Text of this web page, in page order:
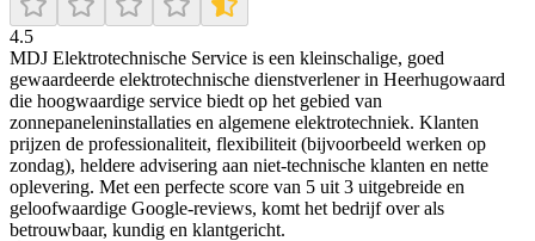
4.5
MDJ Elektrotechnische Service is een kleinschalige, goed
gewaardeerde elektrotechnische dienstverlener in Heerhugowaard
die hoogwaardige service biedt op het gebied van
zonnepaneleninstallaties en algemene elektrotechniek. Klanten
prijzen de professionaliteit, flexibiliteit (bijvoorbeeld werken op
zondag), heldere advisering aan niet-technische klanten en nette
oplevering. Met een perfecte score van 5 uit 3 uitgebreide en
geloofwaardige Google-reviews, komt het bedrijf over als
betrouwbaar, kundig en klantgericht.